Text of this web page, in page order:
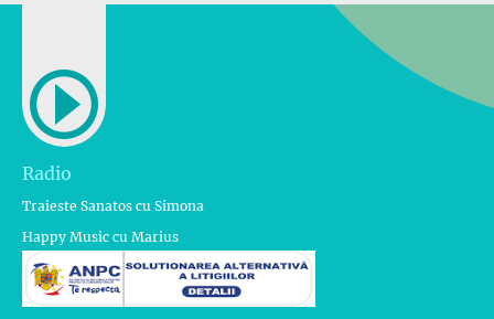
Radio
Traieste Sanatos cu Simona
Happy Music cu Marius